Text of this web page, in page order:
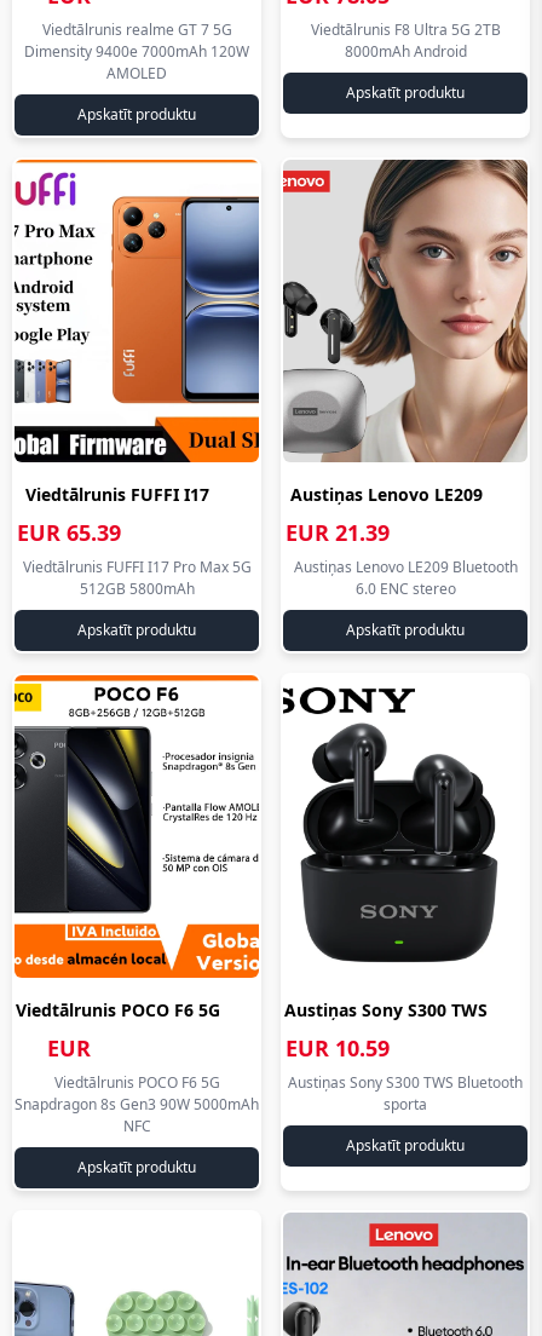
431.74
aliexpress.lv
eiro
Viedtālrunis realme GT 7 5G
Dimensity 9400e 7000mAh 120W
AMOLED
Apskatīt produktu
aliexpress.lv
eiro
Viedtālrunis F8 Ultra 5G 2TB
8000mAh Android
Apskatīt produktu
Viedtālrunis FUFFI I17
Pro Max... aliexpress.lv
eiro
EUR 65.39
aliexpress.lv
eiro
Viedtālrunis FUFFI I17 Pro Max 5G
512GB 5800mAh
Apskatīt produktu
Austiņas Lenovo LE209
Bluetoot... aliexpress.lv
eiro
EUR 21.39
aliexpress.lv
eiro
Austiņas Lenovo LE209 Bluetooth
6.0 ENC stereo
Apskatīt produktu
Viedtālrunis POCO F6 5G
Snapdr... aliexpress.lv
EUR
319.00
aliexpress.lv
eiro
Viedtālrunis POCO F6 5G
Snapdragon 8s Gen3 90W 5000mAh
NFC
Apskatīt produktu
Austiņas Sony S300 TWS
Bluetoo... aliexpress.lv
eiro
EUR 10.59
aliexpress.lv
Austiņas Sony S300 TWS Bluetooth
sporta
Apskatīt produktu